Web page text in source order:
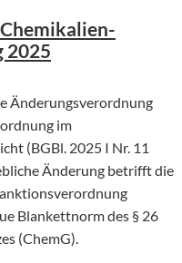
2025
Änderungsverordnung
im
(BGBl. 2025 I Nr. 11
Änderung betrifft die
Blankettnorm des § 26
(ChemG).